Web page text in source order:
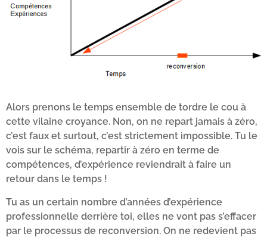
Alors prenons le temps ensemble de tordre le cou à
cette vilaine croyance. Non, on ne repart jamais à zéro,
c’est faux et surtout, c’est strictement impossible. Tu le
vois sur le schéma, repartir à zéro en terme de
compétences, d’expérience reviendrait à faire un
retour dans le temps !
Tu as un certain nombre d’années d’expérience
professionnelle derrière toi, elles ne vont pas s’effacer
par le processus de reconversion. On ne redevient pas